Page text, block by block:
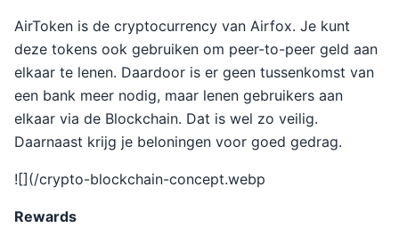
AirToken is de cryptocurrency van Airfox. Je kunt
deze tokens ook gebruiken om peer-to-peer geld aan
elkaar te lenen. Daardoor is er geen tussenkomst van
een bank meer nodig, maar lenen gebruikers aan
elkaar via de Blockchain. Dat is wel zo veilig.
Daarnaast krijg je beloningen voor goed gedrag.
![](/crypto-blockchain-concept.webp
Rewards